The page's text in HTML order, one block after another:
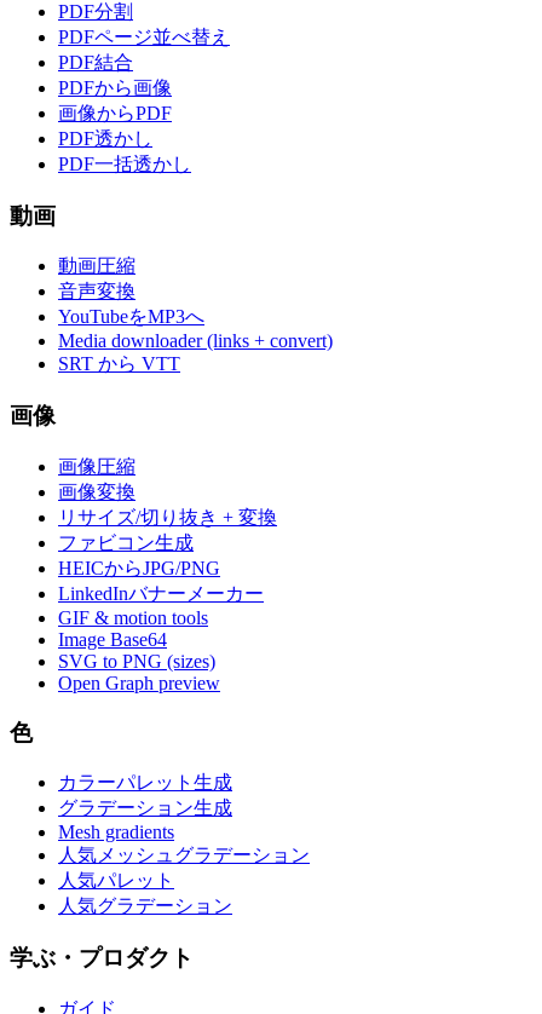
PDF分割
PDFページ並べ替え
PDF結合
PDFから画像
画像からPDF
PDF透かし
PDF一括透かし
動画
動画圧縮
音声変換
YouTubeをMP3へ
Media downloader (links + convert)
SRT から VTT
画像
画像圧縮
画像変換
リサイズ/切り抜き + 変換
ファビコン生成
HEICからJPG/PNG
LinkedInバナーメーカー
GIF & motion tools
Image Base64
SVG to PNG (sizes)
Open Graph preview
色
カラーパレット生成
グラデーション生成
Mesh gradients
人気メッシュグラデーション
人気パレット
人気グラデーション
学ぶ・プロダクト
ガイド